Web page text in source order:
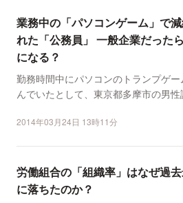
業務中の「パソコンゲーム」で
れた「公務員」 一般企業だった
になる？
勤務時間中にパソコンのトランプゲー
んでいたとして、東京都多摩市の男性
2014年03月24日 13時11分
労働組合の「組織率」はなぜ過
に落ちたのか？